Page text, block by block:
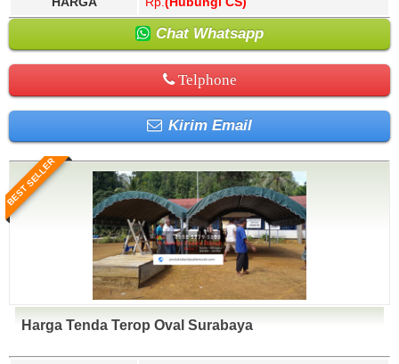
Chat Whatsapp
Telphone
Kirim Email
BEST SELLER
Harga Tenda Terop Oval Surabaya